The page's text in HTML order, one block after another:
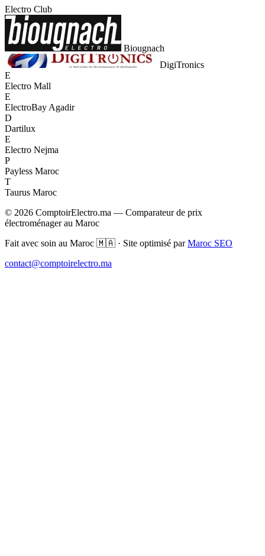
Electro Club
Biougnach
DigiTronics
E
Electro Mall
E
ElectroBay Agadir
D
Dartilux
E
Electro Nejma
P
Payless Maroc
T
Taurus Maroc
© 2026 ComptoirElectro.ma — Comparateur de prix
électroménager au Maroc
Fait avec soin au Maroc 🇲🇦 · Site optimisé parMaroc SEO
contact@comptoirelectro.ma